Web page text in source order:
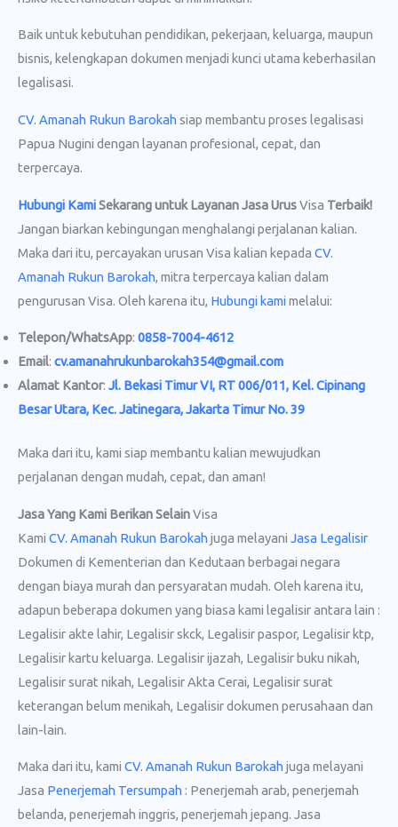
Baik untuk kebutuhan pendidikan, pekerjaan, keluarga, maupun
bisnis, kelengkapan dokumen menjadi kunci utama keberhasilan
legalisasi.
CV. Amanah Rukun Barokah siap membantu proses legalisasi
Papua Nugini dengan layanan profesional, cepat, dan
terpercaya.
Hubungi KamiSekarang untuk Layanan Jasa UrusVisa Terbaik!
Jangan biarkan kebingungan menghalangi perjalanan kalian.
Maka dari itu, percayakan urusan Visa kalian kepada CV.
Amanah Rukun Barokah, mitra terpercaya kalian dalam
pengurusan Visa. Oleh karena itu, Hubungi kamimelalui:
Telepon/WhatsApp: 0858-7004-4612
Email: cv.amanahrukunbarokah354@gmail.com
Alamat Kantor: Jl. Bekasi Timur VI, RT 006/011, Kel. Cipinang
Besar Utara, Kec. Jatinegara, Jakarta Timur No. 39
Maka dari itu, kami siap membantu kalian mewujudkan
perjalanan dengan mudah, cepat, dan aman!
Jasa Yang Kami Berikan SelainVisa
Kami CV. Amanah Rukun Barokah juga melayani Jasa Legalisir
Dokumen di Kementerian dan Kedutaan berbagai negara
dengan biaya murah dan persyaratan mudah. Oleh karena itu,
adapun beberapa dokumen yang biasa kami legalisir antara lain :
Legalisir akte lahir, Legalisir skck, Legalisir paspor, Legalisir ktp,
Legalisir kartu keluarga. Legalisir ijazah, Legalisir buku nikah,
Legalisir surat nikah, Legalisir Akta Cerai, Legalisir surat
keterangan belum menikah, Legalisir dokumen perusahaan dan
lain-lain.
Maka dari itu, kami CV. Amanah Rukun Barokah juga melayani
Jasa Penerjemah Tersumpah : Penerjemah arab, penerjemah
belanda, penerjemah inggris, penerjemah jepang. Jasa